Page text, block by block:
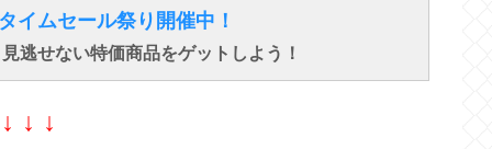
イムセール祭り開催中！
逃せない特価商品をゲットしよう！
↓ ↓ ↓